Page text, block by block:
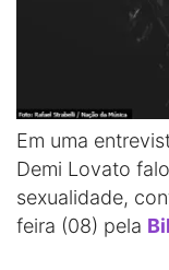
Em uma
Demi Lovato
sexualidade,
feira (08) pela